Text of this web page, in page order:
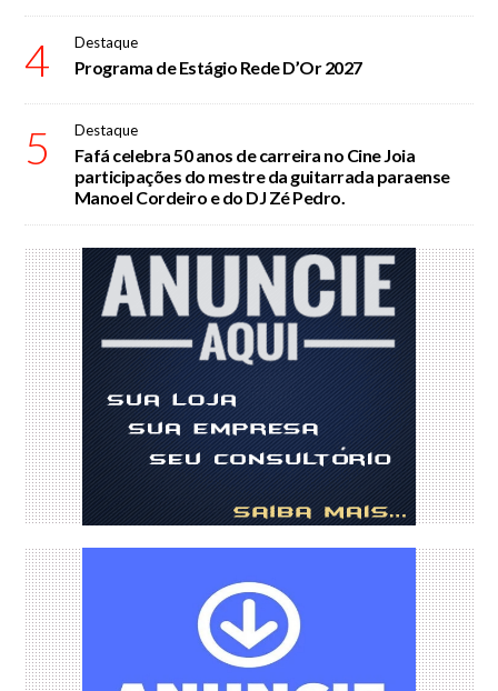
4 Destaque
Programa de Estágio Rede D’Or 2027
5 Destaque
Fafá celebra 50 anos de carreira no Cine Joia
participações do mestre da guitarrada paraense
Manoel Cordeiro e do DJ Zé Pedro.